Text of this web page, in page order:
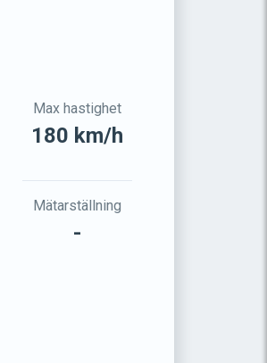
Max hastighet
180 km/h
Mätarställning
-